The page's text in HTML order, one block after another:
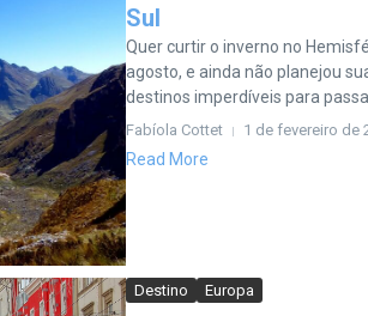
Sul
Quer curtir o inverno no
agosto, e ainda não planejou
destinos imperdíveis para
Fabíola Cottet 1 de fevereiro de
Read More
Destino Europa